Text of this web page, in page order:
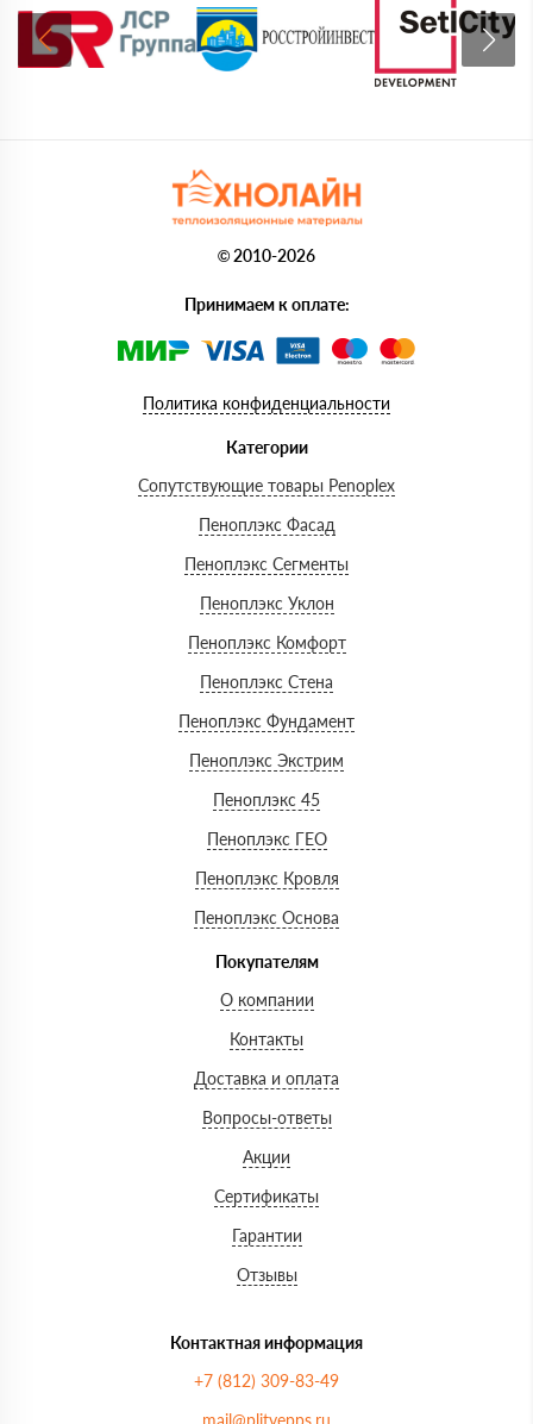
© 2010-2026
Принимаем к оплате:
Политика конфиденциальности
Категории
Сопутствующие товары Penoplex
Пеноплэкс Фасад
Пеноплэкс Сегменты
Пеноплэкс Уклон
Пеноплэкс Комфорт
Пеноплэкс Стена
Пеноплэкс Фундамент
Пеноплэкс Экстрим
Пеноплэкс 45
Пеноплэкс ГЕО
Пеноплэкс Кровля
Пеноплэкс Основа
Покупателям
О компании
Контакты
Доставка и оплата
Вопросы-ответы
Акции
Сертификаты
Гарантии
Отзывы
Контактная информация
+7 (812) 309-83-49